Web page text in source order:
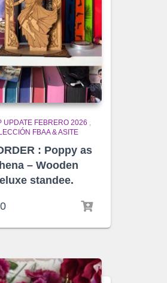
UPDATE FEBRERO 2026 ,
FBAA & ASITE
: Poppy as
– Wooden
standee.